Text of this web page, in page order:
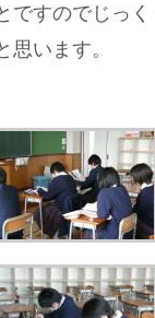
ですのでじっ
います。